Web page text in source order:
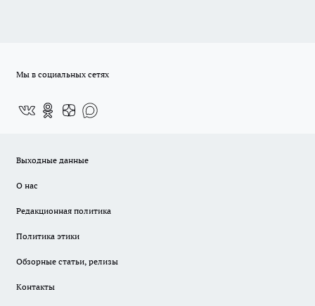
Мы в социальных сетях
Выходные данные
О нас
Редакционная политика
Политика этики
Обзорные статьи, релизы
Контакты